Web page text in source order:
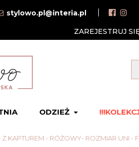
stylowo.pl@interia.pl
ZAREJESTRUJ
ODZIEŻ
KAPTUREM - RÓŻOWY- ROZMIAR UNI -